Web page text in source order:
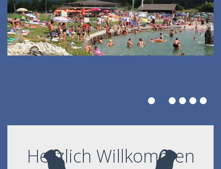
Herzlich Willkommen